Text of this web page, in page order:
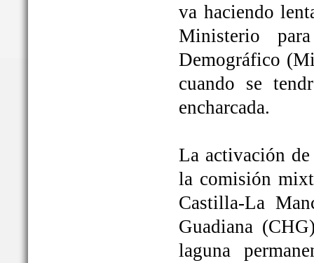
va haciendo
Ministerio
Demográfico
cuando se
encharcada.
La activación
la comisión
Castilla-La
Guadiana
laguna